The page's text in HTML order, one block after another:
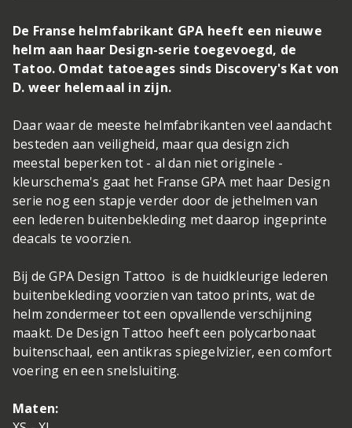
De Franse helmfabrikant GPA heeft een nieuwe
helm aan haar Design-serie toegevoegd, de
Tatoo. Omdat tatoeages sinds Discovery's Kat von
D. weer helemaal in zijn.
Daar waar de meeste helmfabrikanten veel aandacht
besteden aan veiligheid, maar qua design zich
meestal beperken tot - al dan niet originele -
kleurschema's gaat het Franse GPA met haar Design
serie nog een stapje verder door de jethelmen van
een lederen buitenbekleding met daarop ingeprinte
deacals te voorzien.
Bij de GPA Design Tattoo is de huidkleurige lederen
buitenbekleding voorzien van tatoo prints, wat de
helm zondermeer tot een opvallende verschijning
maakt. De Design Tattoo heeft een polycarbonaat
buitenschaal, een antikras spiegelvizier, een comfort
voering en een snelsluiting.
Maten: